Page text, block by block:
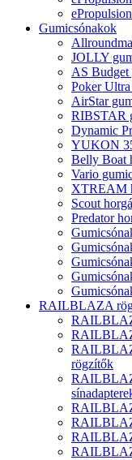
Gumicsónakok
JOLLY
AS Budget
Poker
AirStar
RIBSTAR
Dynamic
YUKON
Belly Boat
Vario
XTREAM
Scout
Predator
RAILBLAZA
rögzítők